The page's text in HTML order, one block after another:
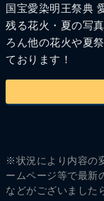
国宝愛染明王祭典
残る花火・夏の写
ろん他の花火や夏
ております！
※状況により内容の
ームページ等で最新
などがございました